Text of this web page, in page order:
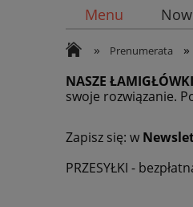
Menu
» Prenumerata »
NASZE
swoje rozwiązanie.
Zapisz się: w
PRZESYŁKI -